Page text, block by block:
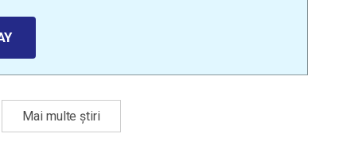
Mai multe știri